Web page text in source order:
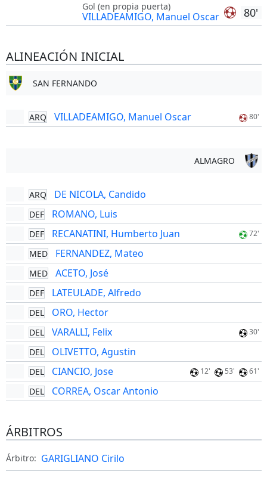
80'
Gol (en propia puerta)
VILLADEAMIGO, Manuel Oscar
ALINEACIÓN INICIAL
SAN FERNANDO
ARQ VILLADEAMIGO, Manuel Oscar 80'
ALMAGRO
ARQ DE NICOLA, Candido
DEF ROMANO, Luis
DEF RECANATINI, Humberto Juan 72'
MED FERNANDEZ, Mateo
MED ACETO, José
DEF LATEULADE, Alfredo
DEL ORO, Hector
DEL VARALLI, Felix 30'
DEL OLIVETTO, Agustin
DEL CIANCIO, Jose 12' 53' 61'
DEL CORREA, Oscar Antonio
ÁRBITROS
Árbitro: GARIGLIANO Cirilo